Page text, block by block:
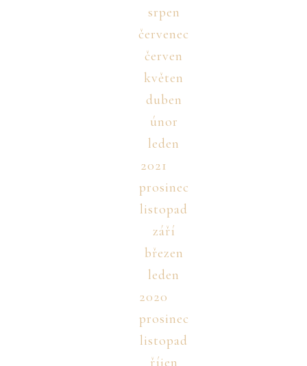
srpen
červenec
červen
květen
duben
únor
leden
2021
prosinec
listopad
září
březen
leden
2020
prosinec
listopad
říjen